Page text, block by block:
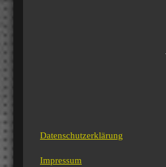
Datenschutzerklärung
Impressum